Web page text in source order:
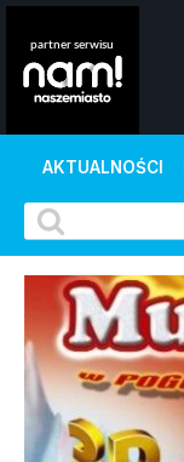
AKTUALNOŚCI